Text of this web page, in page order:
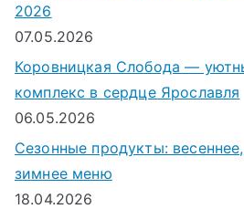
2026
07.05.2026
Коровницкая Слобода —
комплекс в сердце Ярославля
06.05.2026
Сезонные продукты:
зимнее меню
18.04.2026